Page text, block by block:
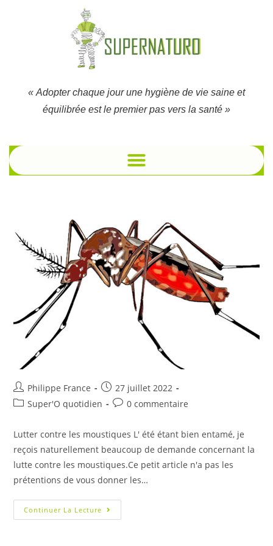
« Adopter chaque jour une hygiène de vie saine et
équilibrée est le premier pas vers la santé »
Philippe France
27 juillet 2022
Super'O quotidien
0 commentaire
Lutter contre les moustiques L' été étant bien entamé, je
reçois naturellement beaucoup de demande concernant la
lutte contre les moustiques.Ce petit article n'a pas les
prétentions de vous donner les…
Continuer La Lecture